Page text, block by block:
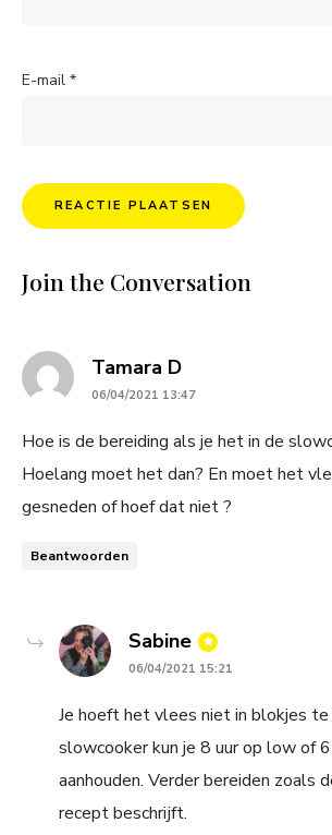
E-mail *
Join the Conversation
Tamara Dsays:
06/04/2021 13:47
Hoe is de bereiding als je het in de
Hoelang moet het dan? En moet het
gesneden of hoef dat niet ?
Beantwoorden
Sabine says:
06/04/2021 15:21
Je hoeft het vlees niet in blokjes te
slowcooker kun je 8 uur op low of 6
aanhouden. Verder bereiden zoals
recept beschrijft.